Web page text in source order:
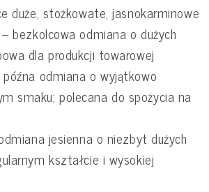
duże, stożkowate, jasnokarminowe
– bezkolcowa odmiana o dużych
dla produkcji towarowej
późna odmiana o wyjątkowo
smaku; polecana do spożycia na
jesienna o niezbyt dużych
kształcie i wysokiej